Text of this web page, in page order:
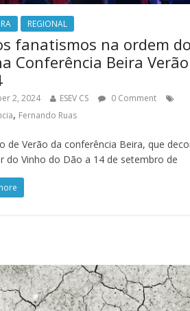
REGIONAL
fanatismos na ordem do
Conferência Beira Verão
2, 2024 ESEV CS
0 Comment
, Fernando Ruas
de Verão da conferência Beira, que
do Vinho do Dão a 14 de setembro de